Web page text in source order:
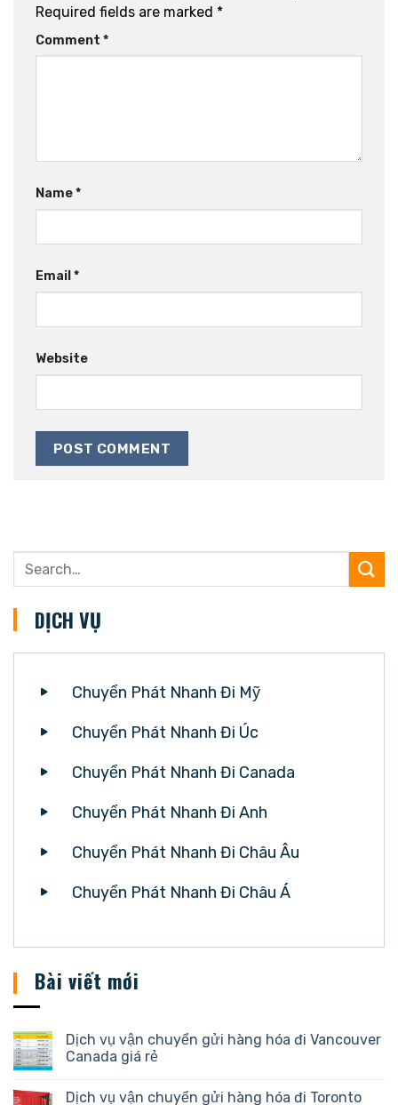
Required fields are marked *
Comment *
Name*
Email *
Website
DỊCH VỤ
Chuyển Phát Nhanh Đi Mỹ
Chuyển Phát Nhanh Đi Úc
Chuyển Phát Nhanh Đi Canada
Chuyển Phát Nhanh Đi Anh
Chuyển Phát Nhanh Đi Châu Âu
Chuyển Phát Nhanh Đi Châu Á
Bài viết mới
Dịch vụ vận chuyển gửi hàng hóa đi Vancouver
Canada giá rẻ
Dịch vụ vận chuyển gửi hàng hóa đi Toronto